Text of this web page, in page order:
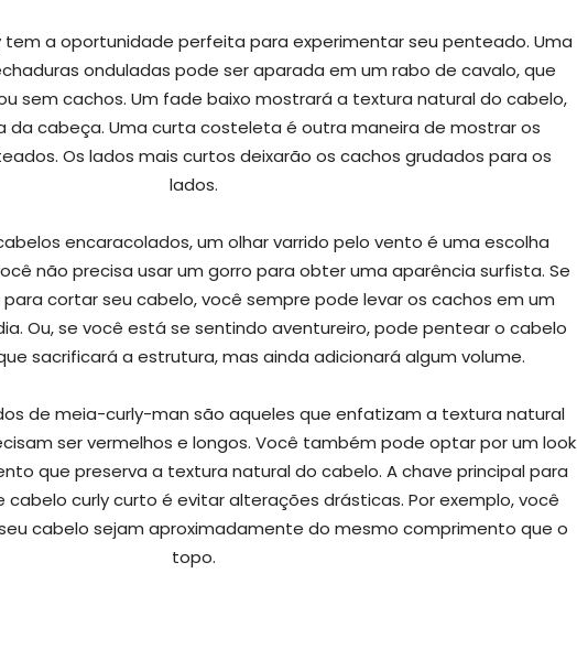
tem a oportunidade perfeita para experimentar seu penteado. Uma
onduladas pode ser aparada em um rabo de cavalo, que
sem cachos. Um fade baixo mostrará a textura natural do cabelo,
da cabeça. Uma curta costeleta é outra maneira de mostrar os
Os lados mais curtos deixarão os cachos grudados para os
lados.
encaracolados, um olhar varrido pelo vento é uma escolha
não precisa usar um gorro para obter uma aparência surfista. Se
cortar seu cabelo, você sempre pode levar os cachos em um
Ou, se você está se sentindo aventureiro, pode pentear o cabelo
sacrificará a estrutura, mas ainda adicionará algum volume.
de meia-curly-man são aqueles que enfatizam a textura natural
ser vermelhos e longos. Você também pode optar por um look
que preserva a textura natural do cabelo. A chave principal para
cabelo curly curto é evitar alterações drásticas. Por exemplo, você
cabelo sejam aproximadamente do mesmo comprimento que o
topo.